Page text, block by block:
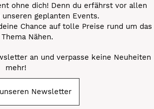
ohne dich! Denn du erfährst vor allen
unseren geplanten Events.
Chance auf tolle Preise rund um das
Thema Nähen.
an und verpasse keine Neuheiten
mehr!
Newsletter